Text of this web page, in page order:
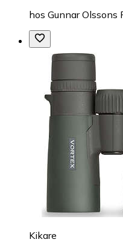
hos Gunnar Olssons
Kikare